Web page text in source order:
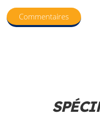
Commentaires